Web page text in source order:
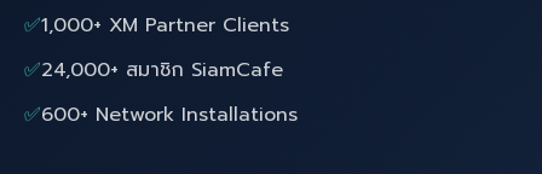
✅1,000+ XM Partner Clients
✅24,000+ สมาชิก SiamCafe
✅600+ Network Installations